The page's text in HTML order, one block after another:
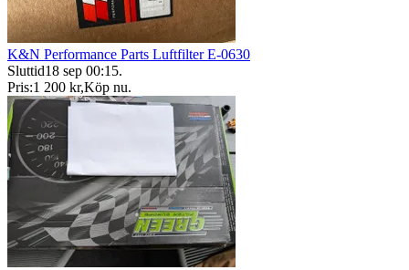
K&N Performance Parts Luftfilter E-0630
Sluttid18 sep 00:15.
Pris:1 200 kr,Köp nu.